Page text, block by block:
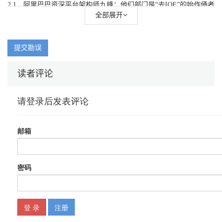
2.1 阿里巴巴资深平台架构师九峰：他们部门是“去IOE”的始作俑者
2.2 腾讯云资深技术专家于江：腾讯云的两大杀手锏 57
+云阅读 62
2.5 戴尔任意云专家NewMan Wong/Lijun Zhang：他为什么说，云
做到“任意” 79
2.8 柴静“穹顶之下”的网友献计献策：云计算如何治理雾霾 91
3.1 阿里巴巴RDS首席产品架构师何云飞：阿里云数据库RDS架构
的演进之路 96
3.2 阿里巴巴架构师杨传辉：双11支付宝核心数据库OceanBase的前
3.3 阿里巴巴分布式数据库负责人沈询： 6年间他只做一件事——
3.4 微软技术中心架构师韩凯： SQL Server 2014与Windows Azure
全部展开
提交勘误
读者评论